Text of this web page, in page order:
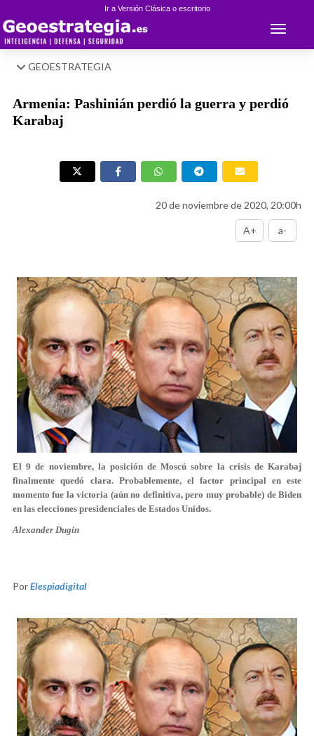
Ir a Versión Clásica o escritorio
Toggle
GEOESTRATEGIA
Armenia: Pashinián perdió la guerra y perdió
Karabaj
20 de noviembre de 2020, 20:00h
A+ a-
El 9 de noviembre, la posición de Moscú sobre la crisis de Karabaj
finalmente quedó clara. Probablemente, el factor principal en este
momento fue la victoria (aún no definitiva, pero muy probable) de Biden
en las elecciones presidenciales de Estados Unidos.
Alexander Dugin
PorElespiadigital